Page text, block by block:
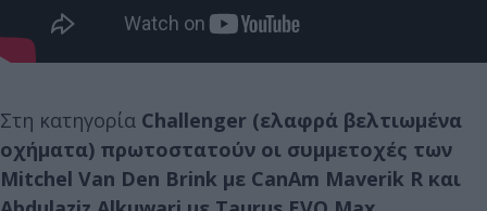
Στη κατηγορία Challenger (ελαφρά βελτιωμένα
οχήματα) πρωτοστατούν οι συμμετοχές των
Μitchel Van Den Brink με CanAm Maverik R και